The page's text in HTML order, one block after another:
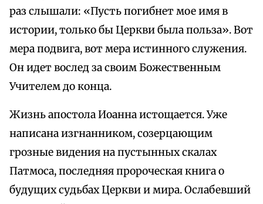
раз слышали: «Пусть погибнет мое имя в
истории, только бы Церкви была польза». Вот
мера подвига, вот мера истинного служения.
Он идет вослед за своим Божественным
Учителем до конца.
Жизнь апостола Иоанна истощается. Уже
написана изгнанником, созерцающим
грозные видения на пустынных скалах
Патмоса, последняя пророческая книга о
будущих судьбах Церкви и мира. Ослабевший